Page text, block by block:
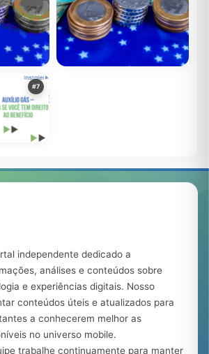
a Sua
#7
independente dedicado a
análises e conteúdos sobre
e experiências digitais. Nosso
conteúdos úteis e atualizados para
a conhecerem melhor as
no universo mobile.
trabalhe continuamente para manter